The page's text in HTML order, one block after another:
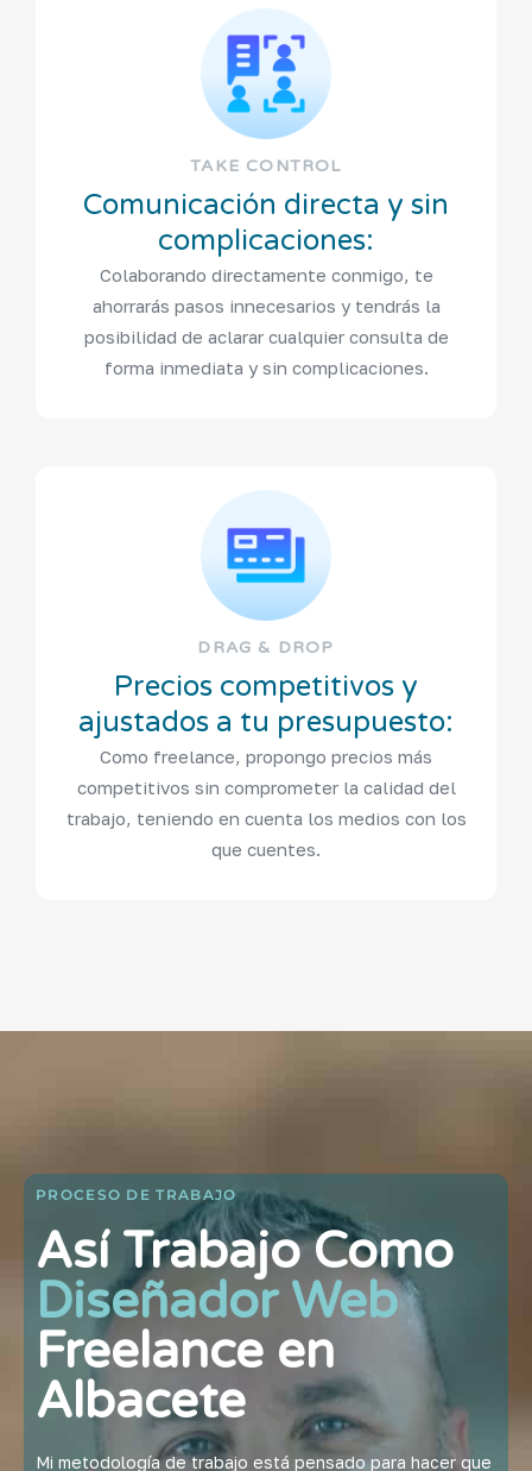
TAKE CONTROL
Comunicación directa y sin
complicaciones:
Colaborando directamente conmigo, te
ahorrarás pasos innecesarios y tendrás la
posibilidad de aclarar cualquier consulta de
forma inmediata y sin complicaciones.
DRAG & DROP
Precios competitivos y
ajustados a tu presupuesto:
Como freelance, propongo precios más
competitivos sin comprometer la calidad del
trabajo, teniendo en cuenta los medios con los
que cuentes.
PROCESO DE TRABAJO
Así Trabajo Como
Diseñador Web
Freelance en
Albacete
Mi metodología de trabajo está pensado para hacer que